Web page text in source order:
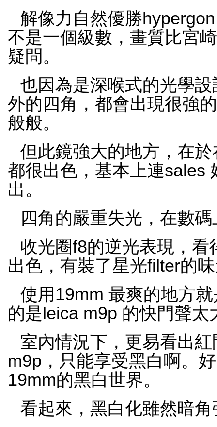
解像力自然優勝
不是一個級數，畫質比宮
疑問。
也因為是深喉式的光學
外的四角，都會出現很強
般般。
但此鏡強大的地方，在
都很出色，基本上連sales
出。
四角的嚴重失光，在數
收光圈f8的逆光表現，
出色，有裝了星光filter的
使用19mm 最爽的地方
的是leica m9p 的快門聲太
室內情況下，更易看出
m9p，只能享受黑白啊。
19mm的黑白世界。
看起來，黑白化雖然暗